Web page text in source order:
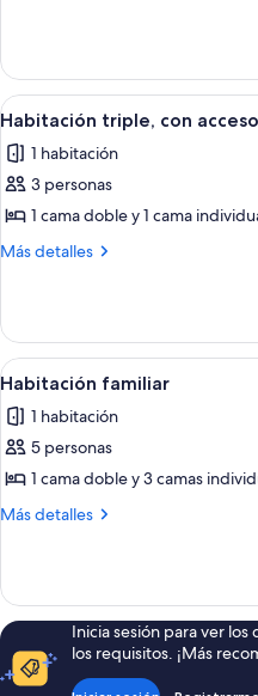
conectadas
familiar,
habitaciones
conectadas
Ver
todas
las
fotos
de
Habitación
acceso
para
personas
discapacitadas
5
Habitación triple, con
1 habitación
3 personas
1 cama doble y 1 cama
Más detalles
Más
triple,
con
acceso
personas
discapacitadas
Ver
todas
las
fotos
de
Habitación
1
Habitación familiar
1 habitación
5 personas
1 cama doble y 3 camas
Más detalles
Más
familiar
Inicia sesión para ver
los requisitos. ¡Más